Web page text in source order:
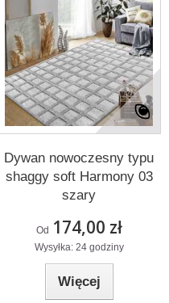
Dywan nowoczesny typu
shaggy soft Harmony 03
szary
Od 174,00 zł
Wysyłka: 24 godziny
Więcej